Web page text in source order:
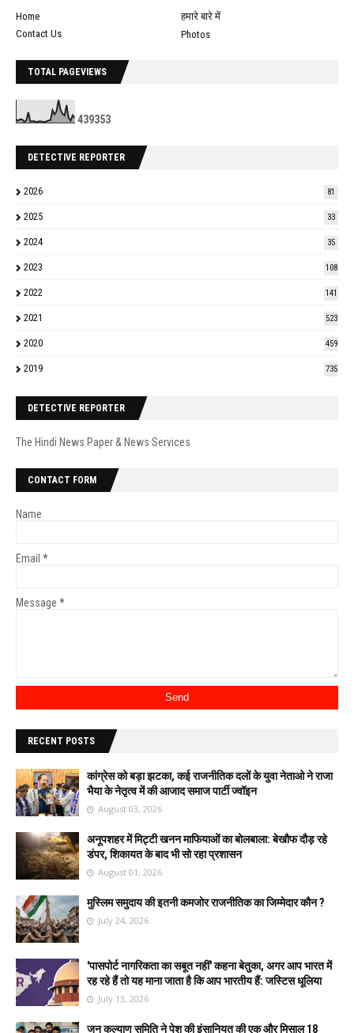
Home
हमारे बारे में
Contact Us
Photos
TOTAL PAGEVIEWS
439353
DETECTIVE REPORTER
2026 81
2025 33
2024 35
2023 108
2022 141
2021 523
2020 459
2019 735
DETECTIVE REPORTER
The Hindi News Paper & News Services
CONTACT FORM
Name
Email *
Message *
RECENT POSTS
कांग्रेस को बड़ा झटका, कई राजनीतिक दलों के युवा नेताओ ने राजा
भैया के नेतृत्व में की आजाद समाज पार्टी ज्वॉइन
August 03, 2026
अनूपशहर में मिट्टी खनन माफियाओं का बोलबाला: बेखौफ दौड़ रहे
डंपर, शिकायत के बाद भी सो रहा प्रशासन
August 01, 2026
मुस्लिम समुदाय की इतनी कमजोर राजनीतिक का जिम्मेदार कौन ?
July 24, 2026
'पासपोर्ट नागरिकता का सबूत नहीं' कहना बेतुका, अगर आप भारत में
रह रहे हैं तो यह माना जाता है कि आप भारतीय हैं: जस्टिस धूलिया
July 13, 2026
जन कल्याण समिति ने पेश की इंसानियत की एक और मिसाल 18